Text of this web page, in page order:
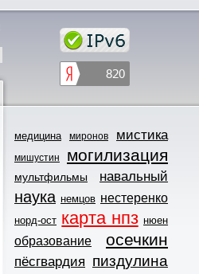
медицина миронов мистика
мишустин могилизация
мультфильмы навальный
наука немцов нестеренко
норд-ост карта нпз нюен
образование осечкин
пёсгвардия пиздулина